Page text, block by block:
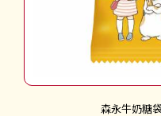
森永牛奶糖